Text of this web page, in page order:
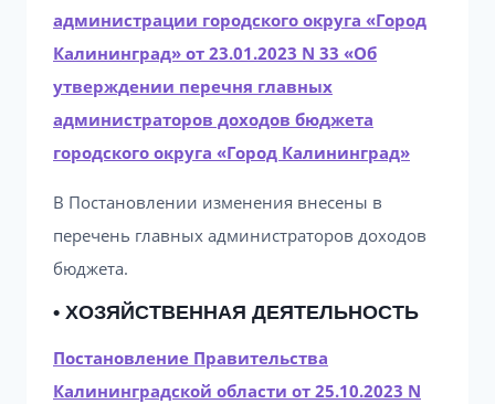
администрации городского округа «Город
Калининград» от 23.01.2023 N 33 «Об
утверждении перечня главных
администраторов доходов бюджета
городского округа «Город Калининград»
В Постановлении изменения внесены в
перечень главных администраторов доходов
бюджета.
• ХОЗЯЙСТВЕННАЯ ДЕЯТЕЛЬНОСТЬ
Постановление Правительства
Калининградской области от 25.10.2023 N